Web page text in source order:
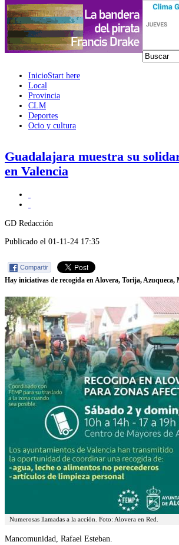
InicioStart here
Local
Provincia
CLM
Deportes
Ocio y cultura
Guadalajara muestra su
en Valencia
GD Redacción
Publicado el 01-11-24 17:35
Compartir
Hay iniciativas de recogida en Alovera, Torija,
Numerosas llamadas a la acción. Foto: Alovera en Red.
Mancomunidad, Rafael Esteban.